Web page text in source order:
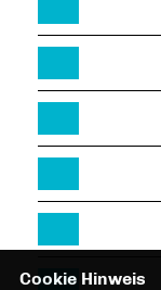
Cookie Hinweis